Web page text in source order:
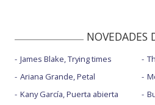
NOVEDADES
James Blake, Trying times
Ariana Grande, Petal
Kany García, Puerta abierta